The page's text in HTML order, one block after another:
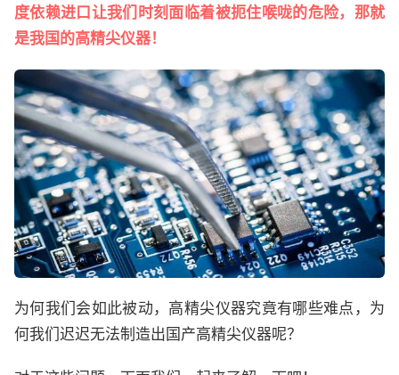
度依赖进口让我们时刻面临着被扼住喉咙的危险，那就
是我国的高精尖仪器！
为何我们会如此被动，高精尖仪器究竟有哪些难点，为
何我们迟迟无法制造出国产高精尖仪器呢？